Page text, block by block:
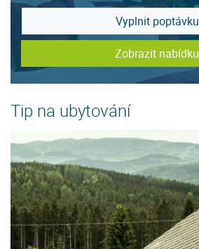
Vyplnit poptávku
Zobrazit nabídku
Tip na ubytování